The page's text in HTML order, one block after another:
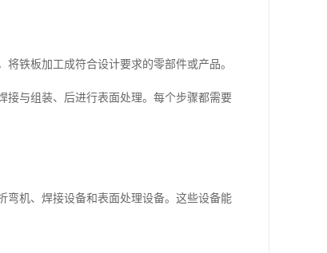
铁板加工成符合设计要求的零部件或产品。
接与组装、后进行表面处理。每个步骤都需要
弯机、焊接设备和表面处理设备。这些设备能